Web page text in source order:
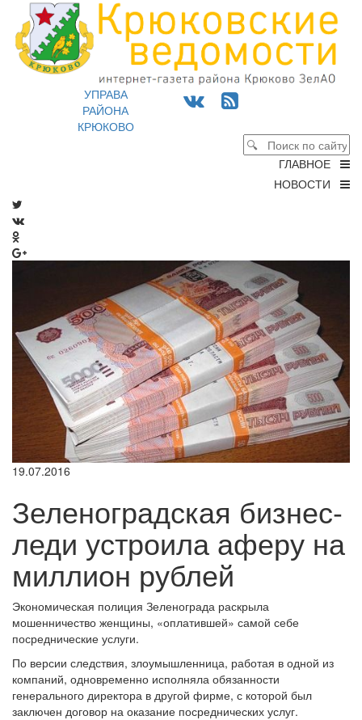
УПРАВА
РАЙОНА
КРЮКОВО
ГЛАВНОЕ
НОВОСТИ
19.07.2016
Зеленоградская бизнес-
леди устроила аферу на
миллион рублей
Экономическая полиция Зеленограда раскрыла
мошенничество женщины, «оплатившей» самой себе
посреднические услуги.
По версии следствия, злоумышленница, работая в одной из
компаний, одновременно исполняла обязанности
генерального директора в другой фирме, с которой был
заключен договор на оказание посреднических услуг.